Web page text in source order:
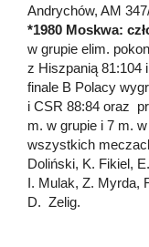
Andrychów, AM
*1980 Moskwa:
w grupie elim.
z Hiszpanią 81:104
finale B Polacy
i CSR 88:84 oraz
m. w grupie i 7 m.
wszystkich
Doliński, K. Fikiel,
I. Mulak, Z. Myrda,
D. Zelig.